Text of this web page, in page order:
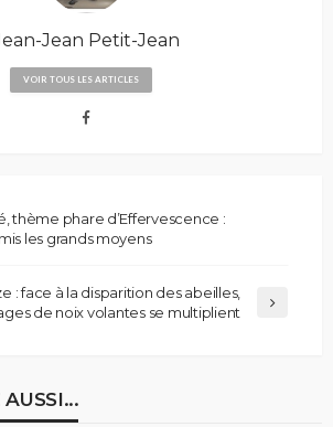
Jean Petit-Jean
VOIR TOUS LES ARTICLES
thème phare d’Effervescence :
les grands moyens
: face à la disparition des abeilles,
de noix volantes se multiplient